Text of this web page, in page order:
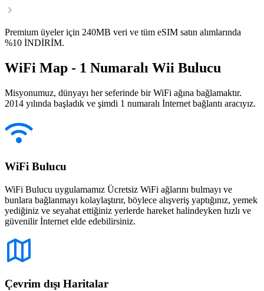
Premium üyeler için 240MB veri ve tüm eSIM satın alımlarında
%10 İNDİRİM.
WiFi Map - 1 Numaralı Wii Bulucu
Misyonumuz, dünyayı her seferinde bir WiFi ağına bağlamaktır.
2014 yılında başladık ve şimdi 1 numaralı İnternet bağlantı aracıyız.
WiFi Bulucu
WiFi Bulucu uygulamamız Ücretsiz WiFi ağlarını bulmayı ve
bunlara bağlanmayı kolaylaştırır, böylece alışveriş yaptığınız, yemek
yediğiniz ve seyahat ettiğiniz yerlerde hareket halindeyken hızlı ve
güvenilir İnternet elde edebilirsiniz.
Çevrim dışı Haritalar